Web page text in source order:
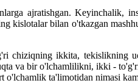
ajratishgan. Keyinchalik,
bilan o'tkazgan
chiziqning ikkita,
va bir o'lchamlilikni, ikki -
o'lchamlik ta'limotidan nimasi